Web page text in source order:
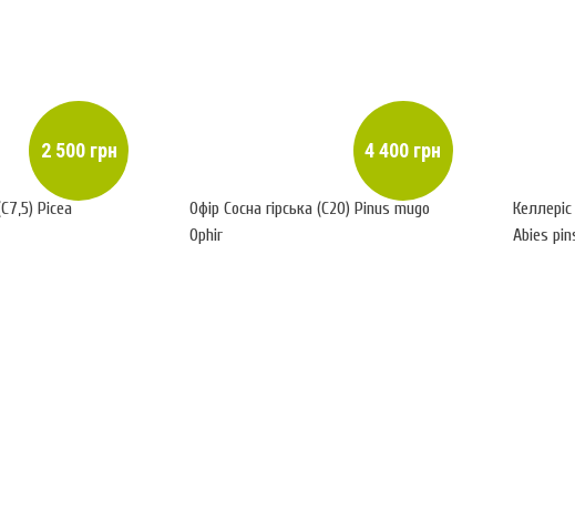
2 500 грн
Picea
4 400 грн
Офір Сосна гірська (С20) Pinus mugo
Ophir
Abies